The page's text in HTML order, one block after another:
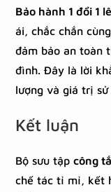
Bảo hành 1 đổi 1
ái, chắc chắn
đảm bảo an toàn
đình. Đây là lời
lượng và giá trị sử
Kết luận
Bộ sưu tậpcông
chế tác tỉ mỉ, kết